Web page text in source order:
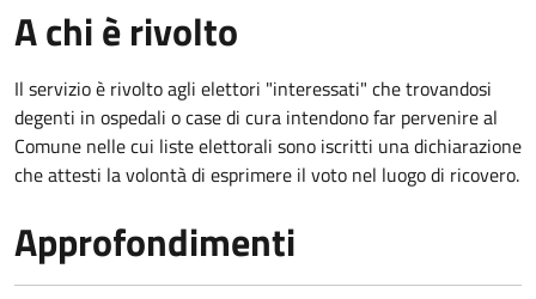
A chi è rivolto
Il servizio è rivolto agli elettori "interessati" che trovandosi
degenti in ospedali o case di cura intendono far pervenire al
Comune nelle cui liste elettorali sono iscritti una dichiarazione
che attesti la volontà di esprimere il voto nel luogo di ricovero.
Approfondimenti